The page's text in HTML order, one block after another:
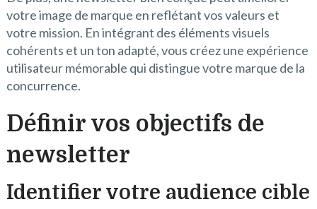
votre image de marque en reflétant vos valeurs et
votre mission. En intégrant des éléments visuels
cohérents et un ton adapté, vous créez une expérience
utilisateur mémorable qui distingue votre marque de la
concurrence.
Définir vos objectifs de
newsletter
Identifier votre audience cible